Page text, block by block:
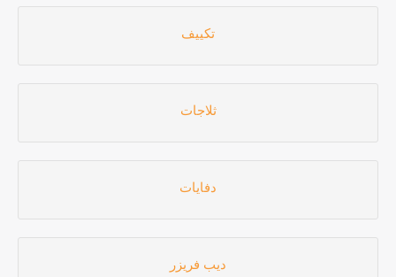
تكييف
ثلاجات
دفايات
ديب فريزر